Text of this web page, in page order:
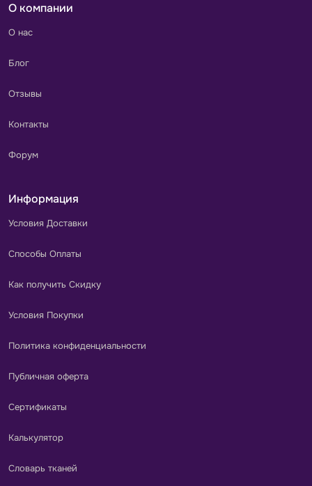
О компании
О нас
Блог
Отзывы
Контакты
Форум
Информация
Условия Доставки
Способы Оплаты
Как получить Скидку
Условия Покупки
Политика конфиденциальности
Публичная оферта
Сертификаты
Калькулятор
Словарь тканей